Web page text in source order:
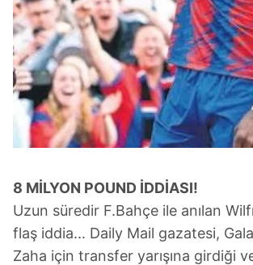
8 MİLYON POUND İDDİASI!
Uzun süredir F.Bahçe ile anılan
flaş iddia... Daily Mail gazatesi,
Zaha için transfer yarışına girdiği